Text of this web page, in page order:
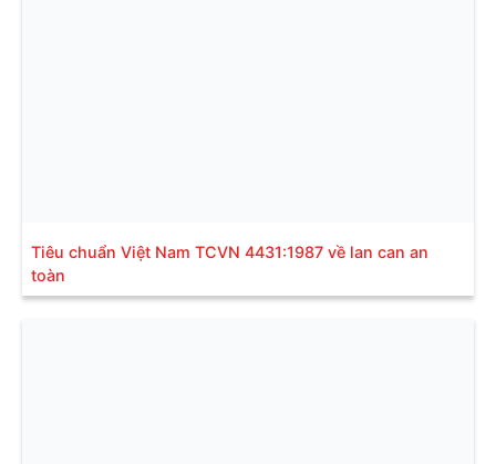
Tiêu chuẩn Việt Nam TCVN 4431:1987 về lan can an
toàn